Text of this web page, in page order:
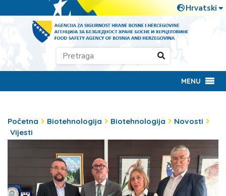
MENU
Početna Biotehnologija Biotehnologija
Novosti
Vijesti